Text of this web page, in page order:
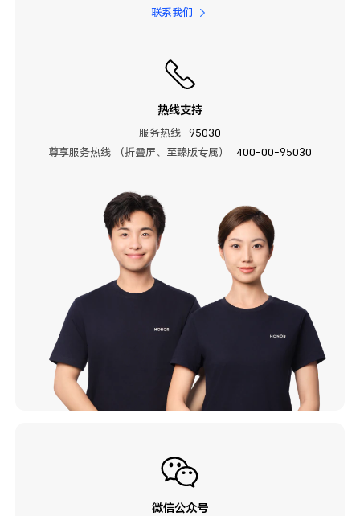
联系我们
热线支持
服务热线
95030
尊享服务热线 （折叠屏、至臻版专属）
400-00-95030
微信公众号